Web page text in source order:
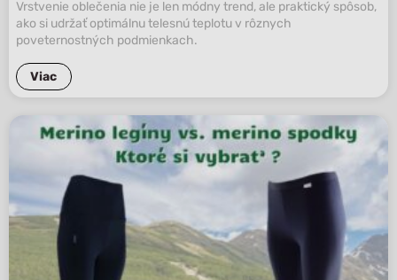
Vrstvenie oblečenia nie je len módny trend, ale praktický spôsob,
ako si udržať optimálnu telesnú teplotu v rôznych
poveternostných podmienkach.
Viac